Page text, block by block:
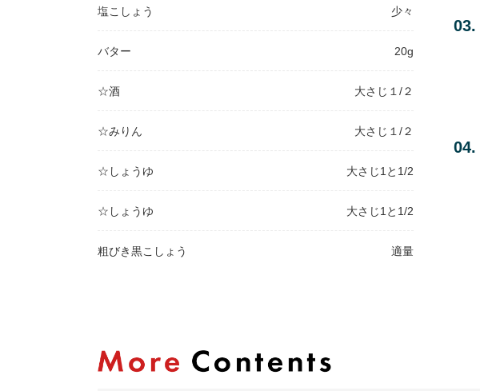
塩こしょう 少々
バター 20g
☆酒 大さじ１/２
☆みりん 大さじ１/２
☆しょうゆ 大さじ1と1/2
☆しょうゆ 大さじ1と1/2
粗びき黒こしょう 適量